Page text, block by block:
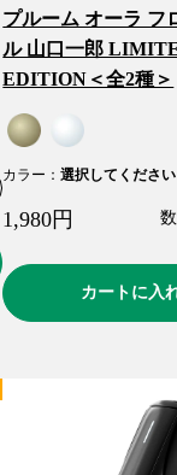
プルーム オーラ フ
ル 山口一郎
EDITION＜全2種＞
カラー ：選択してください
1,980円
カートに入